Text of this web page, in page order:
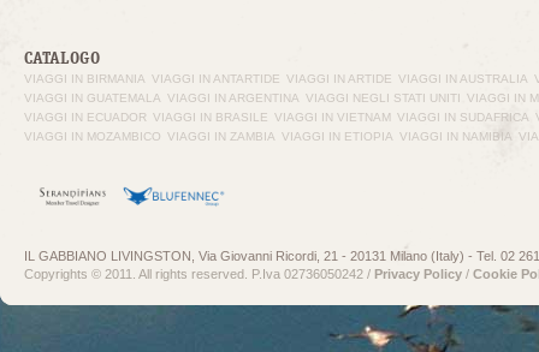
CATALOGO
VIAGGI IN BIRMANIA VIAGGI IN ANTARTIDE VIAGGI IN ARTIDE VIAGGI IN AUSTRALIA
VIAGGI IN GUATEMALA VIAGGI IN ARGENTINA VIAGGI NEGLI STATI UNITI VIAGGI IN
VIAGGI IN ECUADOR VIAGGI IN BRASILE VIAGGI IN VIETNAM VIAGGI IN SUDAFRICA
VIAGGI IN MOZAMBICO VIAGGI IN ZAMBIA VIAGGI IN ETIOPIA VIAGGI IN NAMIBIA
IL GABBIANO LIVINGSTON, Via Giovanni Ricordi, 21 - 20131 Milano (Italy) - Tel. 02
Copyrights © 2011. All rights reserved. P.Iva 02736050242 / Privacy Policy / Cookie